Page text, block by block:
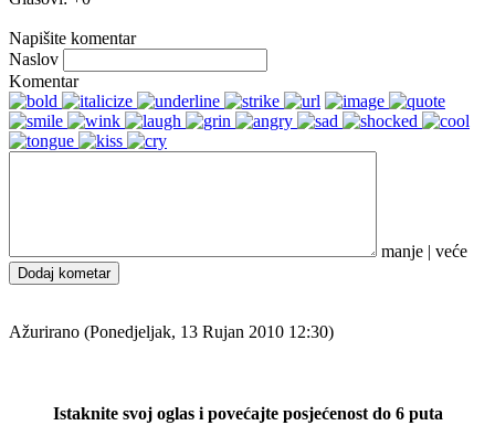
Napišite komentar
Naslov
Komentar
manje | veće
Dodaj kometar
Ažurirano (Ponedjeljak, 13 Rujan 2010 12:30)
Istaknite svoj oglas i povećajte posjećenost do 6 puta